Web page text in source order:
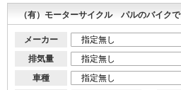
（有）モーターサイクル パルのバイクで
メーカー
排気量
車種